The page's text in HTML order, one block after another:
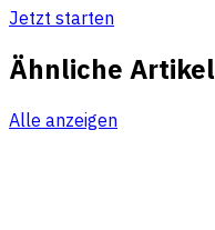
Jetzt starten
Ähnliche Artikel
Alle anzeigen